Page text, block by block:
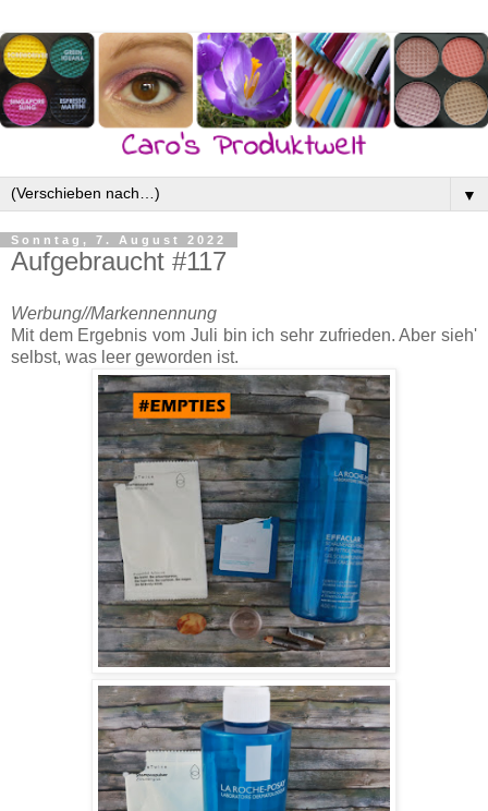
▼
Sonntag, 7. August 2022
Aufgebraucht #117
Werbung//Markennennung
Mit dem Ergebnis vom Juli bin ich sehr zufrieden. Aber sieh'
selbst, was leer geworden ist.